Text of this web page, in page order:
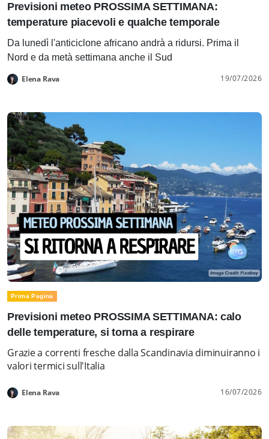
Previsioni meteo PROSSIMA SETTIMANA:
temperature piacevoli e qualche temporale
Da lunedì l'anticiclone africano andrà a ridursi. Prima il
Nord e da metà settimana anche il Sud
Elena Rava 19/07/2026
Prima Pagina
Previsioni meteo PROSSIMA SETTIMANA: calo
delle temperature, si torna a respirare
Grazie a correnti fresche dalla Scandinavia diminuiranno i
valori termici sull'Italia
Elena Rava 16/07/2026